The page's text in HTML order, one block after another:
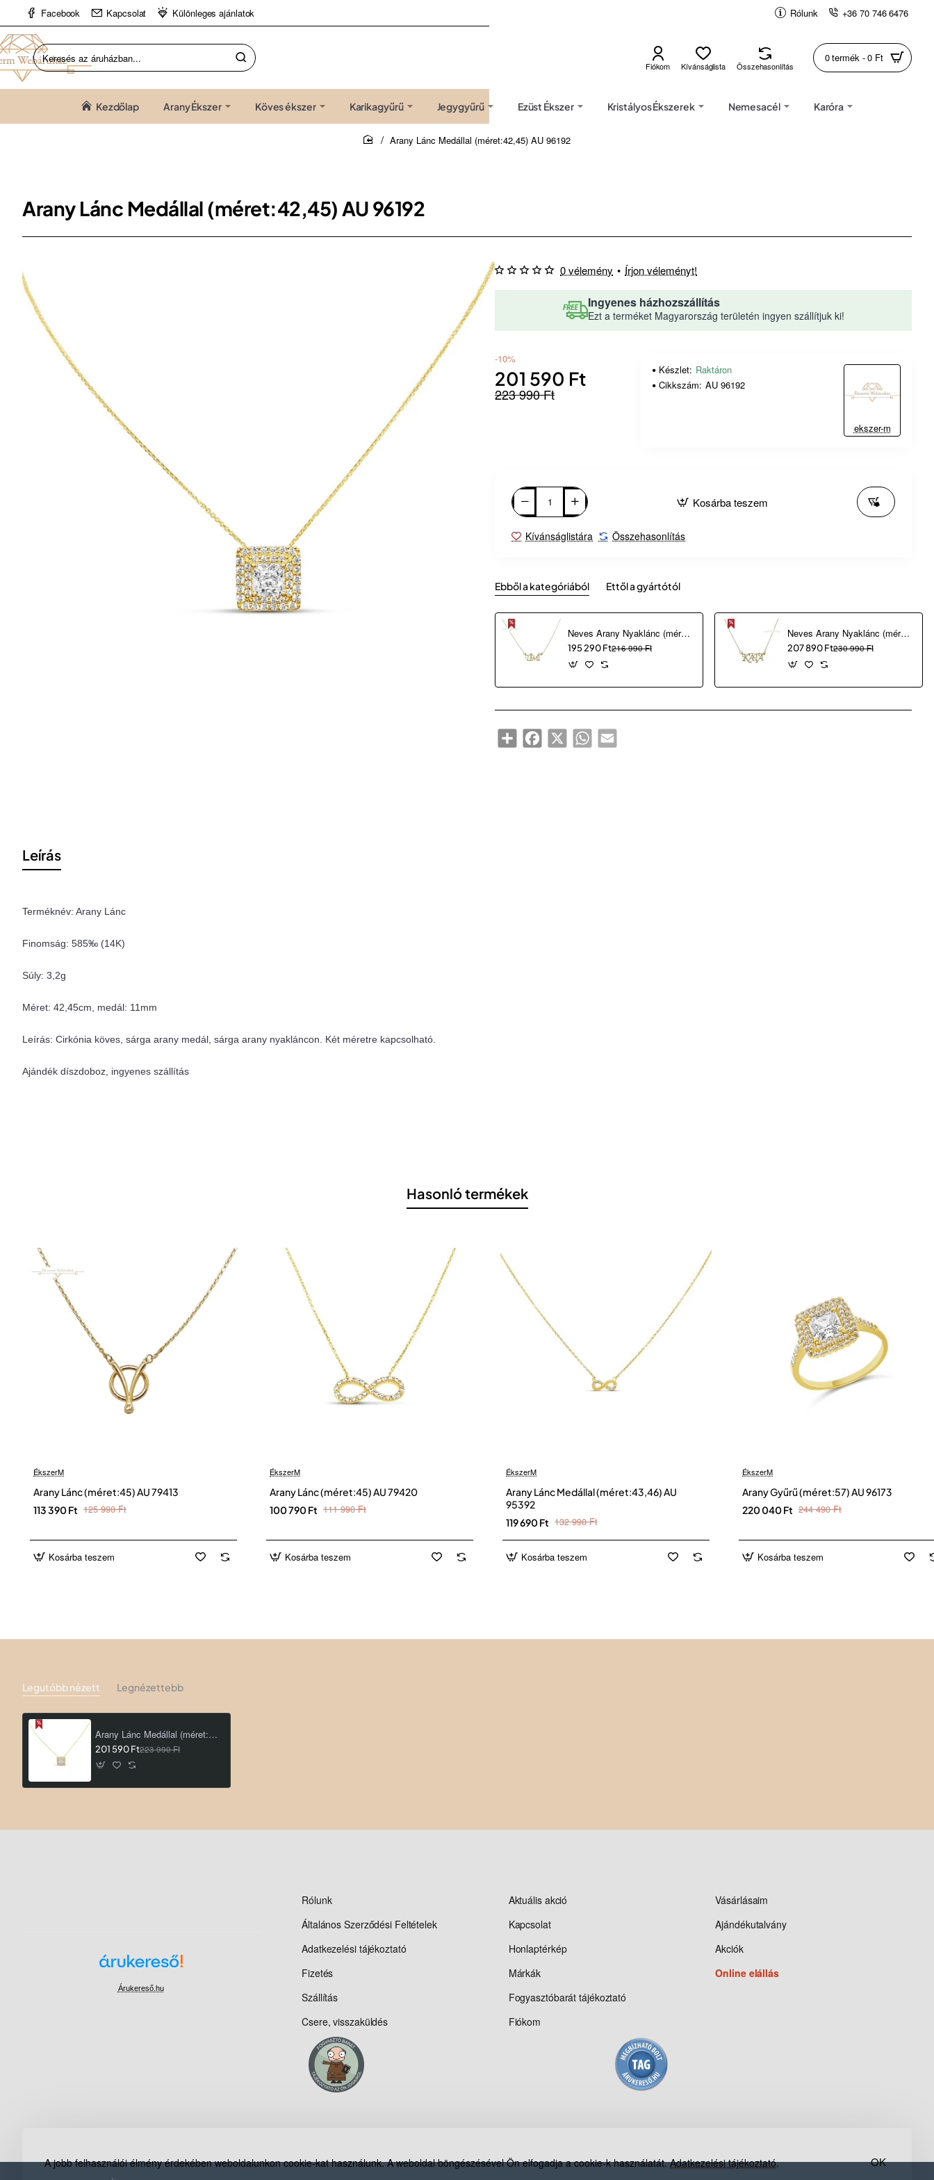
A jobb felhasználói élmény érdekében weboldalunkon cookie-kat használunk. A weboldal böngészésével Ön elfogadja a cookie-k használatát.Adatkezelési tájékoztató. OK
Facebook Kapcsolat Különleges ajánlatok Rólunk +36 70 746 6476
Keresés
az
Fiókom Kívánságlista Összehasonlítás
0 termék - 0 Ft
Kezdőlap Arany Ékszer Köves ékszer Karikagyűrű Jegygyűrű Ezüst Ékszer Kristályos Ékszerek Nemesacél Karóra
Arany Lánc Medállal (méret:42,45) AU 96192
Arany Lánc Medállal (méret:42,45) AU 96192
Ingyenes házhozszállítás
Ezt a terméket Magyarország területén ingyen szállítjuk ki!
0 vélemény • Írjon véleményt!
-10%
201 590 Ft
223 990 Ft
Készlet: Raktáron
Cikkszám: AU 96192
ekszer-m
Kosárba teszem
Kívánságlistára Összehasonlítás
Ebből a kategóriából Ettől a gyártótól
Neves Arany Nyaklánc (méret:41) AU 74796
195 290 Ft216 990 Ft
Neves Arany Nyaklánc (méret:41) AU 74798
207 890 Ft230 990 Ft
ShareFacebook
X WhatsAppEmail
Leírás
Terméknév: Arany Lánc
Finomság: 585‰ (14K)
Súly: 3,2g
Méret: 42,45cm, medál: 11mm
Leírás: Cirkónia köves, sárga arany medál, sárga arany nyakláncon. Két méretre kapcsolható.
Ajándék díszdoboz, ingyenes szállítás
Hasonló termékek
ÉkszerM
Arany Lánc (méret:45) AU 79413
113 390 Ft 125 990 Ft
Kosárba teszem
ÉkszerM
Arany Lánc (méret:45) AU 79420
100 790 Ft 111 990 Ft
Kosárba teszem
ÉkszerM
Arany Lánc Medállal (méret:43,46) AU
95392
119 690 Ft 132 990 Ft
Kosárba teszem
ÉkszerM
Arany Gyűrű (méret:57) AU 96173
220 040 Ft 244 490 Ft
Kosárba teszem
Legutóbb nézett Legnézettebb
Arany Lánc Medállal (méret:42,45) AU 96192
201 590 Ft223 990 Ft
Árukereső.hu
Rólunk
Általános Szerződési Feltételek
Adatkezelési tájékoztató
Fizetés
Szállítás
Csere, visszaküldés
Aktuális akció
Kapcsolat
Honlaptérkép
Márkák
Fogyasztóbarát tájékoztató
Fiókom
Vásárlásaim
Ajándékutalvány
Akciók
Online elállás